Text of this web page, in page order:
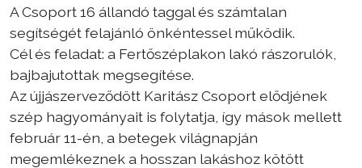
A Csoport 16 állandó taggal és számtalan
segítségét felajánló önkéntessel működik.
Cél és feladat: a Fertőszéplakon lakó rászorulók,
bajbajutottak megsegítése.
Az újjászerveződött Karitász Csoport elődjének
szép hagyományait is folytatja, így mások mellett
február 11-én, a betegek világnapján
megemlékeznek a hosszan lakáshoz kötött